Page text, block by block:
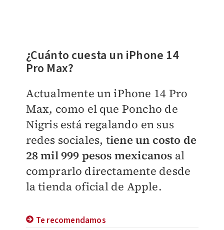
¿Cuánto cuesta un iPhone 14
Pro Max?
Actualmente un iPhone 14 Pro
Max, como el que Poncho de
Nigris está regalando en sus
redes sociales, tiene un costo de
28 mil 999 pesos mexicanos al
comprarlo directamente desde
la tienda oficial de Apple.
Te recomendamos